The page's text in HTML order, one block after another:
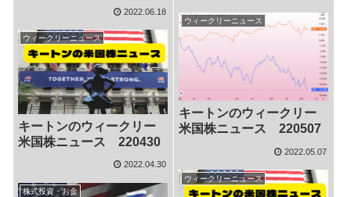
2022.06.18
ウィークリーニュース
キートンのウィークリー
米国株ニュース 220507
2022.05.07
ウィークリーニュース
キートンのウィークリー
米国株ニュース 220430
2022.04.30
ウィークリーニュース
株式投資・お金